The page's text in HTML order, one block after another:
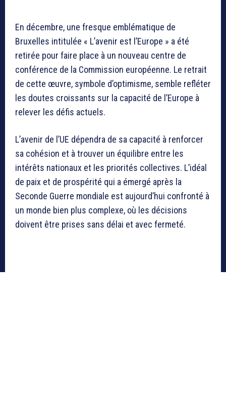
En décembre, une fresque emblématique de
Bruxelles intitulée « L’avenir est l’Europe » a été
retirée pour faire place à un nouveau centre de
conférence de la Commission européenne. Le retrait
de cette œuvre, symbole d’optimisme, semble refléter
les doutes croissants sur la capacité de l’Europe à
relever les défis actuels.
L’avenir de l’UE dépendra de sa capacité à renforcer
sa cohésion et à trouver un équilibre entre les
intérêts nationaux et les priorités collectives. L’idéal
de paix et de prospérité qui a émergé après la
Seconde Guerre mondiale est aujourd’hui confronté à
un monde bien plus complexe, où les décisions
doivent être prises sans délai et avec fermeté.